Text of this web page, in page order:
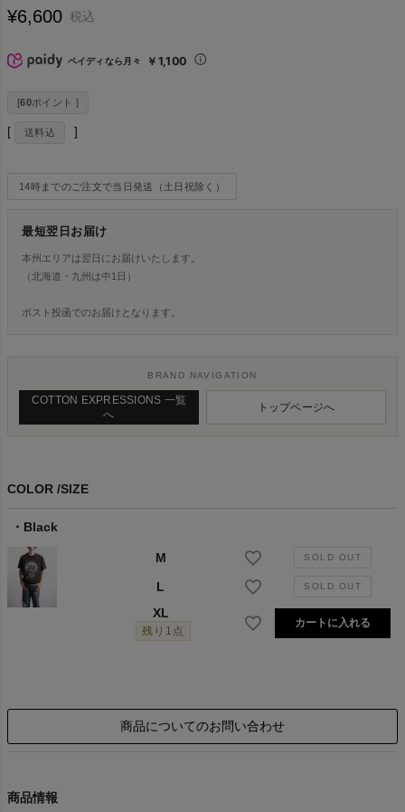
¥6,600 税込
ペイディなら月々 ￥1,100
[60ポイント ]
送料込
14時までのご注文で当日発送（土日祝除く）
最短翌日お届け
本州エリアは翌日にお届けいたします。
（北海道・九州は中1日）
ポスト投函でのお届けとなります。
BRAND NAVIGATION
COTTON EXPRESSIONS 一覧
へ
トップページへ
COLOR SIZE
Black
M
L
XL
残り1点
カートに入れる
商品についてのお問い合わせ
商品情報